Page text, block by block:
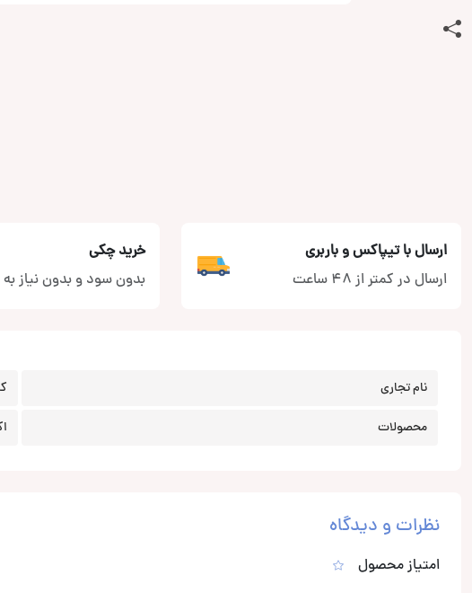
ارسال با تیپاکس و باربری
ارسال در کمتر از 48 ساعت
خرید چکی
بدون سود و بدون نیاز
نام تجاری
محصولات
نظرات و دیدگاه
امتیاز محصول